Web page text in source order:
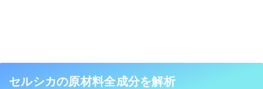
セルシカの原材料全成分を解析